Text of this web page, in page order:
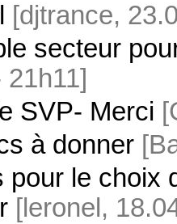
[djtrance,
secteur
SVP- Merci
à donner
pour le choix
[leronel,